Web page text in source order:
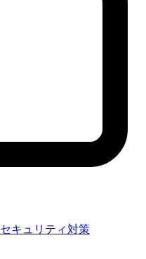
セキュリティ対策